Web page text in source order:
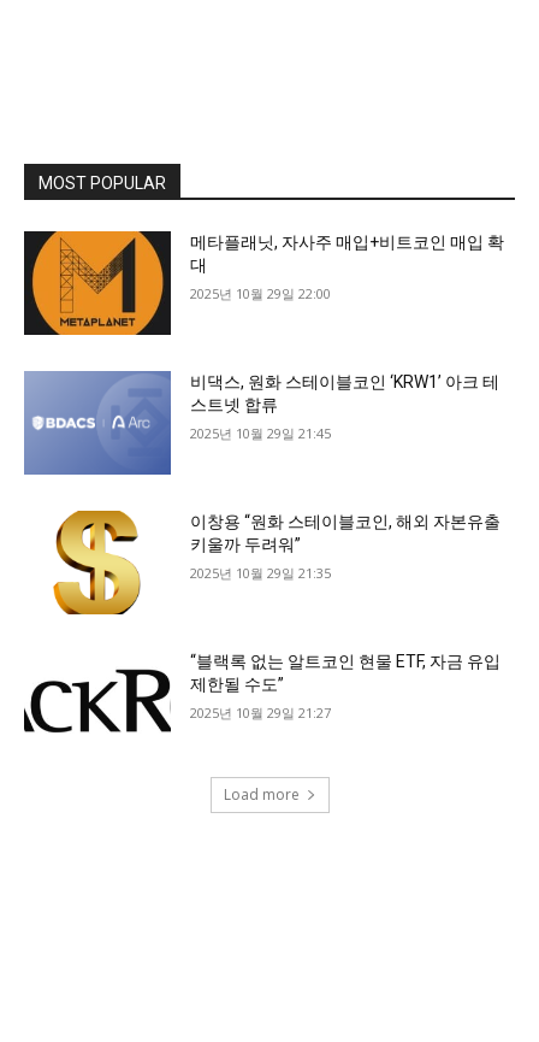
MOST POPULAR
메타플래닛, 자사주 매입+비트코인 매입 확
대
2025년 10월 29일 22:00
비댁스, 원화 스테이블코인 ‘KRW1’ 아크 테
스트넷 합류
2025년 10월 29일 21:45
이창용 “원화 스테이블코인, 해외 자본유출
키울까 두려워”
2025년 10월 29일 21:35
“블랙록 없는 알트코인 현물 ETF, 자금 유입
제한될 수도”
2025년 10월 29일 21:27
Load more